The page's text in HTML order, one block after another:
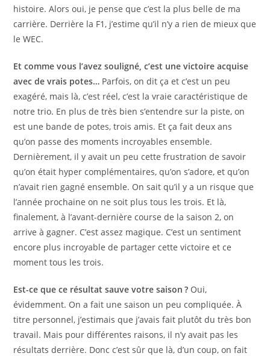
histoire. Alors oui, je pense que c’est la plus belle de ma
carrière. Derrière la F1, j’estime qu’il n’y a rien de mieux que
le WEC.
Et comme vous l’avez souligné, c’est une victoire acquise
avec de vrais potes… Parfois, on dit ça et c’est un peu
exagéré, mais là, c’est réel, c’est la vraie caractéristique de
notre trio. En plus de très bien s’entendre sur la piste, on
est une bande de potes, trois amis. Et ça fait deux ans
qu’on passe des moments incroyables ensemble.
Dernièrement, il y avait un peu cette frustration de savoir
qu’on était hyper complémentaires, qu’on s’adore, et qu’on
n’avait rien gagné ensemble. On sait qu’il y a un risque que
l’année prochaine on ne soit plus tous les trois. Et là,
finalement, à l’avant-dernière course de la saison 2, on
arrive à gagner. C’est assez magique. C’est un sentiment
encore plus incroyable de partager cette victoire et ce
moment tous les trois.
Est-ce que ce résultat sauve votre saison ? Oui,
évidemment. On a fait une saison un peu compliquée. À
titre personnel, j’estimais que j’avais fait plutôt du très bon
travail. Mais pour différentes raisons, il n’y avait pas les
résultats derrière. Donc c’est sûr que là, d’un coup, on fait